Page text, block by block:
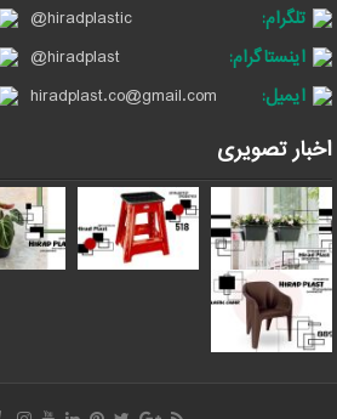
تلگرام:
@hiradplastic
اینستاگرام:
@hiradplast
ایمیل:
hiradplast.co@gmail.com
اخبار تصویری